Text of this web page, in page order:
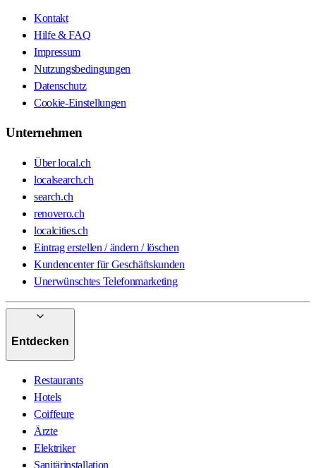
Kontakt
Hilfe & FAQ
Impressum
Nutzungsbedingungen
Datenschutz
Cookie-Einstellungen
Unternehmen
Über local.ch
localsearch.ch
search.ch
renovero.ch
localcities.ch
Eintrag erstellen / ändern / löschen
Kundencenter für Geschäftskunden
Unerwünschtes Telefonmarketing
Entdecken
Restaurants
Hotels
Coiffeure
Ärzte
Elektriker
Sanitärinstallation